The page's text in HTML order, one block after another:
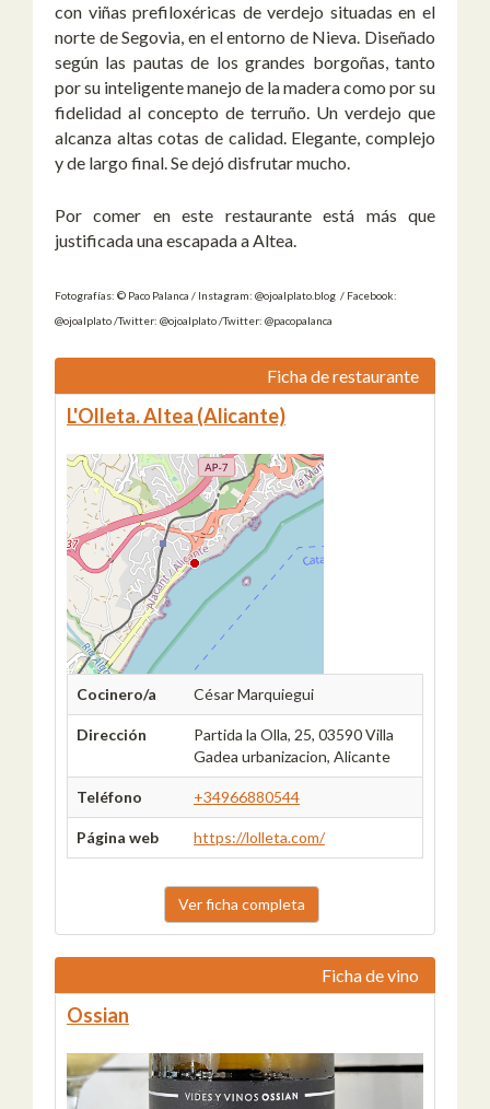
con viñas prefiloxéricas de verdejo situadas en el
norte de Segovia, en el entorno de Nieva. Diseñado
según las pautas de los grandes borgoñas, tanto
por su inteligente manejo de la madera como por su
fidelidad al concepto de terruño. Un verdejo que
alcanza altas cotas de calidad. Elegante, complejo
y de largo final. Se dejó disfrutar mucho.
Por comer en este restaurante está más que
justificada una escapada a Altea.
Fotografías: © Paco Palanca / Instagram: @ojoalplato.blog / Facebook:
@ojoalplato /Twitter: @ojoalplato /Twitter: @pacopalanca
Ficha de restaurante
L'Olleta. Altea (Alicante)
Cocinero/a César Marquiegui
Dirección
Partida la Olla, 25, 03590 Villa
Gadea urbanizacion, Alicante
Teléfono +34966880544
Página web https://lolleta.com/
Ver ficha completa
Ficha de vino
Ossian